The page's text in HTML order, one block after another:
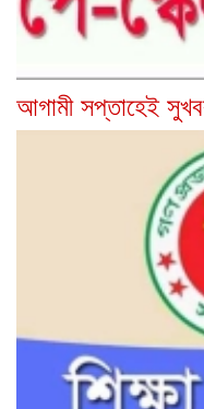
আগামী সপ্তাহেই